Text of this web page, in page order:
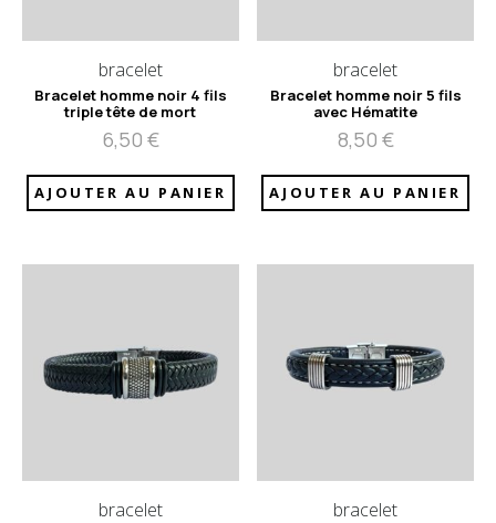
bracelet
Bracelet homme noir 4 fils
triple tête de mort
6,50 €
AJOUTER AU PANIER
bracelet
Bracelet homme noir 5 fils
avec Hématite
8,50 €
AJOUTER AU PANIER
bracelet bracelet